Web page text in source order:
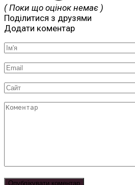
( Поки що оцінок немає )
Поділитися з друзями
Додати коментар
Ім'я
*
Email
*
Сайт
Коментар